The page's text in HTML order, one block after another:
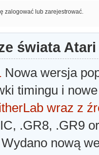
zalogować lub zarejestrować.
świata Atari
Nowa wersja
timingu i
wraz z
.GR8, .GR9
Wydano nową